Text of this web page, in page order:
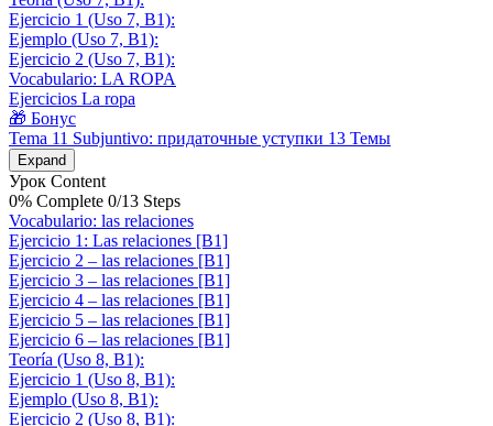
Ejercicio 1 (Uso 7, B1):
Ejemplo (Uso 7, B1):
Ejercicio 2 (Uso 7, B1):
Vocabulario: LA ROPA
Ejercicios La ropa
🎁 Бонус
Tema 11 Subjuntivo: придаточные уступки 13 Темы
Expand
Урок Content
0% Complete 0/13 Steps
Vocabulario: las relaciones
Ejercicio 1: Las relaciones [B1]
Ejercicio 2 – las relaciones [B1]
Ejercicio 3 – las relaciones [B1]
Ejercicio 4 – las relaciones [B1]
Ejercicio 5 – las relaciones [B1]
Ejercicio 6 – las relaciones [B1]
Teoría (Uso 8, B1):
Ejercicio 1 (Uso 8, B1):
Ejemplo (Uso 8, B1):
Ejercicio 2 (Uso 8, B1):